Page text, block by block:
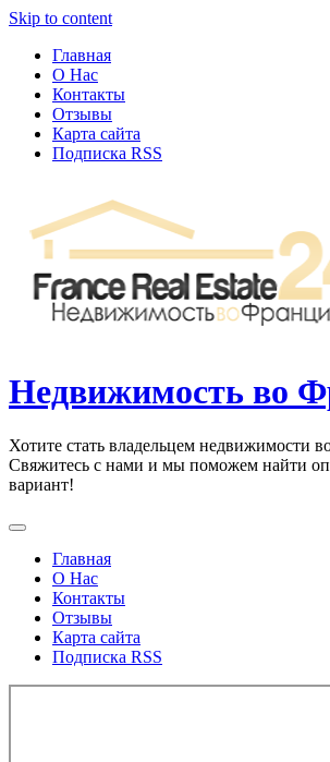
Skip to content
Главная
О Нас
Контакты
Отзывы
Карта сайта
Подписка RSS
Недвижимость во
Хотите стать владельцем недвижимости
Свяжитесь с нами и мы поможем найти
вариант!
Главная
О Нас
Контакты
Отзывы
Карта сайта
Подписка RSS